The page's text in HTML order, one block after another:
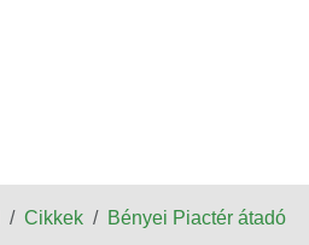
Cikkek Bényei Piactér átadó